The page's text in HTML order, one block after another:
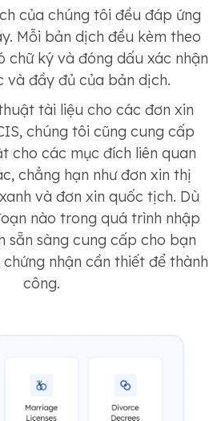
của chúng tôi đều đáp ứng
Mỗi bản dịch đều kèm theo
chữ ký và đóng dấu xác nhận
và đầy đủ của bản dịch.
tài liệu cho các đơn xin
chúng tôi cũng cung cấp
cho các mục đích liên quan
chẳng hạn như đơn xin thị
và đơn xin quốc tịch. Dù
nào trong quá trình nhập
sẵn sàng cung cấp cho bạn
nhận cần thiết để thành
công.